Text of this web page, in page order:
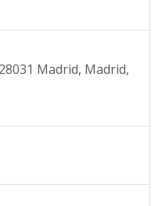
Madrid, Madrid,